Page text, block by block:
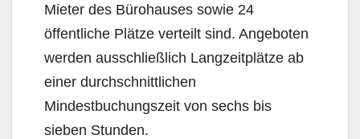
Mieter des Bürohauses sowie 24
öffentliche Plätze verteilt sind. Angeboten
werden ausschließlich Langzeitplätze ab
einer durchschnittlichen
Mindestbuchungszeit von sechs bis
sieben Stunden.